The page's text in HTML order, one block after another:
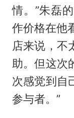
情。”朱磊
作价格在他
店来说，不
助。但这次
次感觉到自
参与者。”